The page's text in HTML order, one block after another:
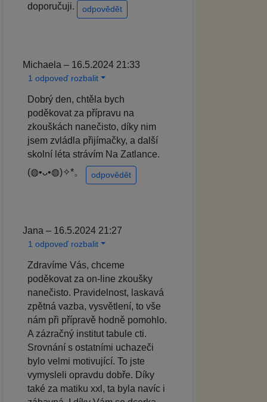
doporučuji.
odpovědět
Michaela – 16.5.2024 21:33
1 odpoveď rozbalit
Dobrý den, chtěla bych
poděkovat za přípravu na
zkouškách nanečisto, díky nim
jsem zvládla přijímačky, a další
skolní léta strávím Na Zatlance.
(⁠◍⁠•⁠ᴗ⁠•⁠◍⁠)⁠✧⁠*⁠。
odpovědět
Jana – 16.5.2024 21:27
1 odpoveď rozbalit
Zdravíme Vás, chceme
poděkovat za on-line zkoušky
nanečisto. Pravidelnost, laskavá
zpětná vazba, vysvětlení, to vše
nám při přípravě hodně pomohlo.
A zázračný institut tabule cti.
Srovnání s ostatními uchazeči
bylo velmi motivující. To jste
vymysleli opravdu dobře. Díky
také za matiku xxl, ta byla navíc i